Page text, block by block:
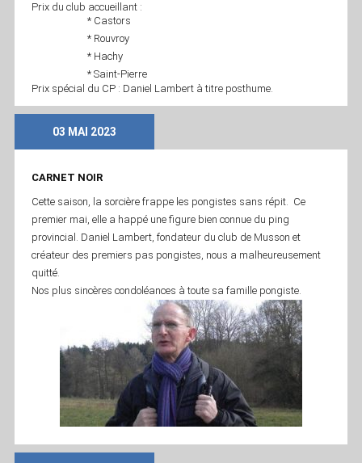
Prix du club accueillant :
* Castors
* Rouvroy
* Hachy
* Saint-Pierre
Prix spécial du CP : Daniel Lambert à titre posthume.
03 MAI 2023
CARNET NOIR
Cette saison, la sorcière frappe les pongistes sans répit. Ce
premier mai, elle a happé une figure bien connue du ping
provincial. Daniel Lambert, fondateur du club de Musson et
créateur des premiers pas pongistes, nous a malheureusement
quitté.
Nos plus sincères condoléances à toute sa famille pongiste.